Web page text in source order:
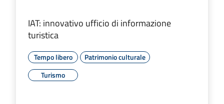
IAT: innovativo ufficio di informazione
turistica
Tempo libero
Patrimonio culturale
Turismo